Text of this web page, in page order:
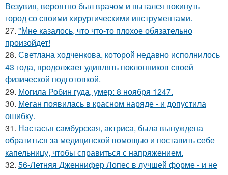
Везувия, вероятно был врачом и пытался покинуть
город со своими хирургическими инструментами.
27. "Мне казалось, что что-то плохое обязательно
произойдет!
28. Светлана ходченкова, которой недавно исполнилось
43 года, продолжает удивлять поклонников своей
физической подготовкой.
29. Могила Робин гуда, умер: 8 ноября 1247.
30. Меган появилась в красном наряде - и допустила
ошибку.
31. Настасья самбурская, актриса, была вынуждена
обратиться за медицинской помощью и поставить себе
капельницу, чтобы справиться с напряжением.
32. 56-Летняя Дженнифер Лопес в лучшей форме - и не